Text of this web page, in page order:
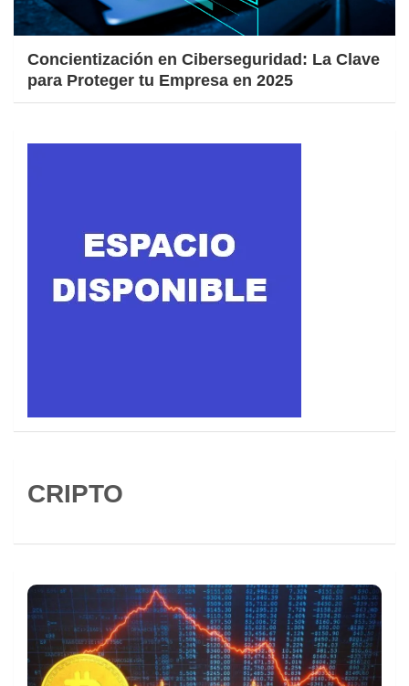
Concientización en Ciberseguridad: La Clave
para Proteger tu Empresa en 2025
CRIPTO